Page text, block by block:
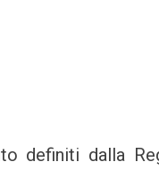
definiti dalla